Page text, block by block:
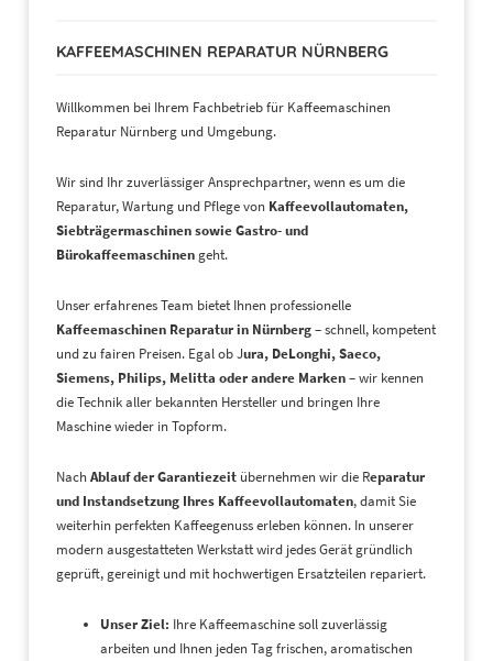
KAFFEEMASCHINEN REPARATUR NÜRNBERG
Willkommen bei Ihrem Fachbetrieb für Kaffeemaschinen
Reparatur Nürnberg und Umgebung.
Wir sind Ihr zuverlässiger Ansprechpartner, wenn es um die
Reparatur, Wartung und Pflege von Kaffeevollautomaten,
Siebträgermaschinen sowie Gastro- und
Bürokaffeemaschinen geht.
Unser erfahrenes Team bietet Ihnen professionelle
Kaffeemaschinen Reparatur in Nürnberg– schnell, kompetent
und zu fairen Preisen. Egal ob Jura, DeLonghi, Saeco,
Siemens, Philips, Melitta oder andere Marken– wir kennen
die Technik aller bekannten Hersteller und bringen Ihre
Maschine wieder in Topform.
NachAblauf der Garantiezeit übernehmen wir die Reparatur
und Instandsetzung Ihres Kaffeevollautomaten, damit Sie
weiterhin perfekten Kaffeegenuss erleben können. In unserer
modern ausgestatteten Werkstatt wird jedes Gerät gründlich
geprüft, gereinigt und mit hochwertigen Ersatzteilen repariert.
Unser Ziel: Ihre Kaffeemaschine soll zuverlässig
arbeiten und Ihnen jeden Tag frischen, aromatischen